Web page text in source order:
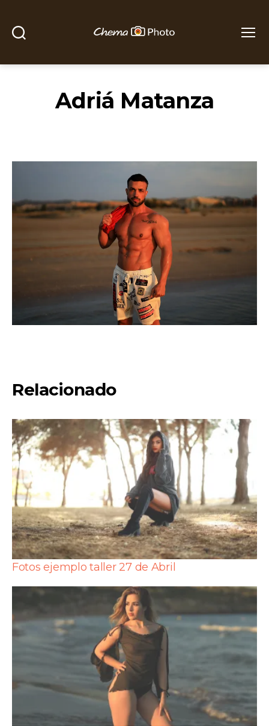
Photo
Adriá Matanza
Relacionado
Fotos ejemplo taller 27 de Abril